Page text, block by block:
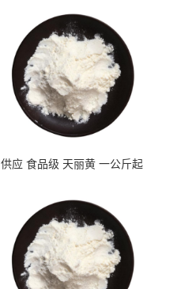
供应 食品级 天丽黄 一公斤起